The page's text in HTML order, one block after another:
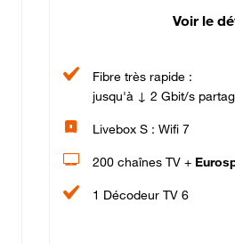
Voir le
Fibre très rapide :
jusqu'à ↓ 2 Gbit/s
Livebox S : Wifi 7
200 chaînes TV +
1 Décodeur TV 6